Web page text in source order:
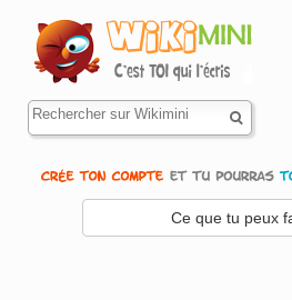
Ce que tu peux